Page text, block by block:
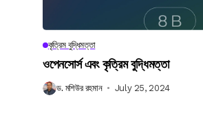
কৃত্রিম বুদ্ধিমত্তা
ওপেনসোর্স এবং কৃত্রিম বুদ্ধিমত্তা
ড. মশিউর রহমান July 25, 2024